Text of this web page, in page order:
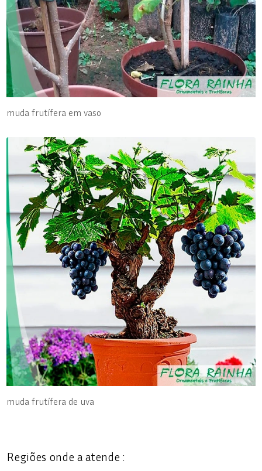
muda frutífera em vaso
muda frutífera de uva
Regiões onde a atende :